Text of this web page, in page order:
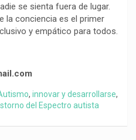
se sienta fuera de lugar.
la conciencia es el primer
y empático para todos.
, innovar y desarrollarse,
del Espectro autista